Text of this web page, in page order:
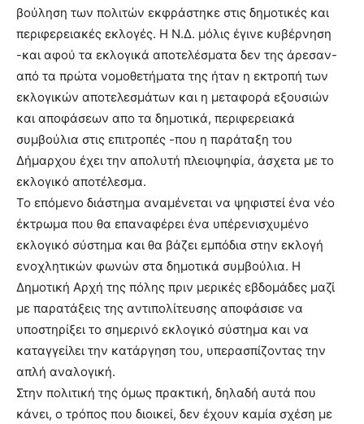
βούληση των πολιτών εκφράστηκε στις δημοτικές και
περιφερειακές εκλογές. Η Ν.Δ. μόλις έγινε κυβέρνηση
-και αφού τα εκλογικά αποτελέσματα δεν της άρεσαν-
από τα πρώτα νομοθετήματα της ήταν η εκτροπή των
εκλογικών αποτελεσμάτων και η μεταφορά εξουσιών
και αποφάσεων απο τα δημοτικά, περιφερειακά
συμβούλια στις επιτροπές -που η παράταξη του
Δήμαρχου έχει την απολυτή πλειοψηφία, άσχετα με το
εκλογικό αποτέλεσμα.
Το επόμενο διάστημα αναμένεται να ψηφιστεί ένα νέο
έκτρωμα που θα επαναφέρει ένα υπέρενισχυμένο
εκλογικό σύστημα και θα βάζει εμπόδια στην εκλογή
ενοχλητικών φωνών στα δημοτικά συμβούλια. Η
Δημοτική Αρχή της πόλης πριν μερικές εβδομάδες μαζί
με παρατάξεις της αντιπολίτευσης αποφάσισε να
υποστηρίξει το σημερινό εκλογικό σύστημα και να
καταγγείλει την κατάργηση του, υπερασπίζοντας την
απλή αναλογική.
Στην πολιτική της όμως πρακτική, δηλαδή αυτά που
κάνει, ο τρόπος που διοικεί, δεν έχουν καμία σχέση με